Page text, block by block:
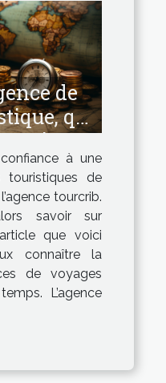
de
que
?
à une
touristiques de
tourcrib.
savoir sur
que voici
connaître la
de voyages
L’agence